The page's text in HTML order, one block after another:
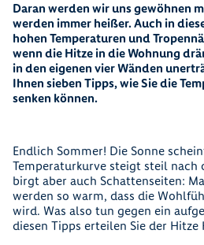
Daran werden wir uns gewöhnen
werden immer heißer. Auch in
hohen Temperaturen und
wenn die Hitze in die Wohnung
in den eigenen vier Wänden
Ihnen sieben Tipps, wie Sie die
senken können.
Endlich Sommer! Die Sonne
Temperaturkurve steigt steil nach
birgt aber auch Schattenseiten:
werden so warm, dass die
wird. Was also tun gegen ein
diesen Tipps erteilen Sie der Hitze